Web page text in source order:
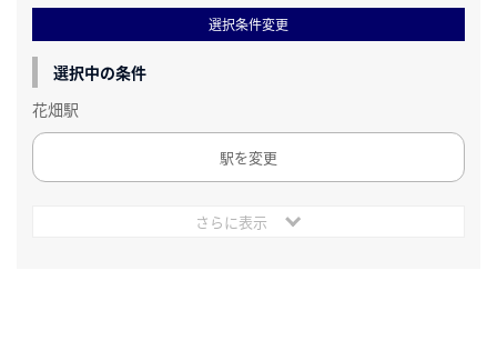
選択条件変更
選択中の条件
花畑駅
駅を変更
さらに表示